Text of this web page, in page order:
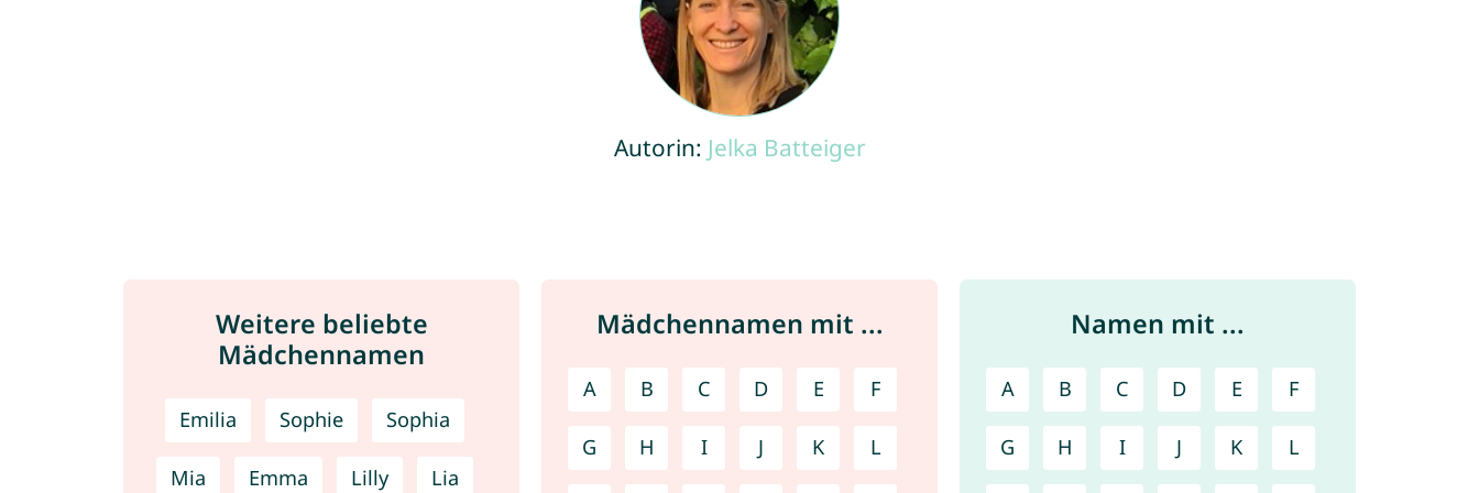
Autorin: Jelka Batteiger
Weitere beliebte
Mädchennamen
Emilia Sophie Sophia
Mia Emma Lilly Lia
Mädchennamen mit ...
A B C D E F
G H I J K L
Namen mit ...
A B C D E F
G H I J K L